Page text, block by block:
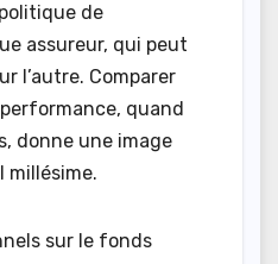
de
assureur, qui peut
l’autre. Comparer
quand
donne une image
millésime.
sur le fonds